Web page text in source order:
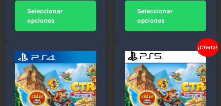
Seleccionar
opciones
Seleccionar
opciones
¡Oferta!